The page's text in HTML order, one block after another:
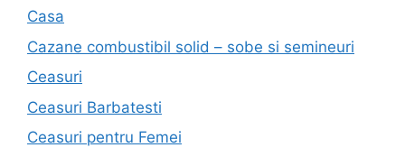
Casa
Cazane combustibil solid – sobe si semineuri
Ceasuri
Ceasuri Barbatesti
Ceasuri pentru Femei